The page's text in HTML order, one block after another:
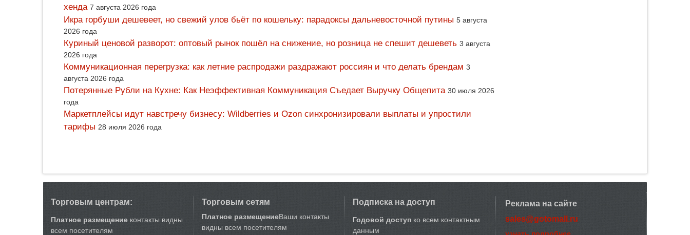
хенда 7 августа 2026 года
Икра горбуши дешевеет, но свежий улов бьёт по кошельку: парадоксы дальневосточной путины 5 августа
2026 года
Куриный ценовой разворот: оптовый рынок пошёл на снижение, но розница не спешит дешеветь 3 августа
2026 года
Коммуникационная перегрузка: как летние распродажи раздражают россиян и что делать брендам 3
августа 2026 года
Потерянные Рубли на Кухне: Как Неэффективная Коммуникация Съедает Выручку Общепита 30 июля 2026
года
Маркетплейсы идут навстречу бизнесу: Wildberries и Ozon синхронизировали выплаты и упростили
тарифы 28 июля 2026 года
Торговым центрам:
Платное размещение контакты видны
всем посетителям
Торговым сетям
Платное размещениеВаши контакты
видны всем посетителям
Подписка на доступ
Годовой доступ ко всем контактным
данным
Реклама на сайте
sales@gotomall.ru
узнать подробнее